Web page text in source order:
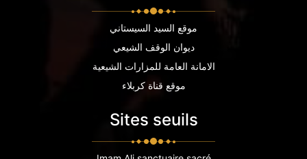
موقع السيد السيستاني
ديوان الوقف الشيعي
الامانة العامة للمزارات الشيعية
موقع قناة كربلاء
Sites seuils